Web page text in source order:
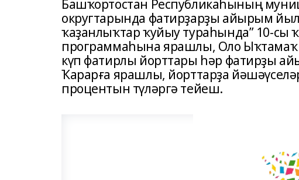
Башҡортостан Республикаһының
округтарында фатирҙарҙы айырым
ҡаҙанлыҡтар ҡуйыу тураһында” 10-сы
программаһына ярашлы, Оло
күп фатирлы йорттары һәр фатирҙы
Ҡарарға ярашлы, йорттарҙа
процентын түләргә тейеш.